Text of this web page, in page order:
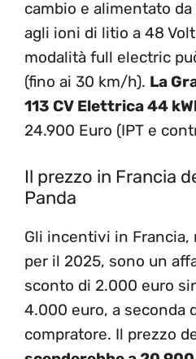
cambio e alimentato
agli ioni di litio a 48
modalità full electric
(fino ai 30 km/h). La
113 CV Elettrica 44
24.900 Euro (IPT e
Il prezzo in Francia
Panda
Gli incentivi in
per il 2025, sono un
sconto di 2.000 euro
4.000 euro, a seconda
compratore. Il prezzo